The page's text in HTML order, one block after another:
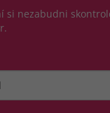
si nezabudni